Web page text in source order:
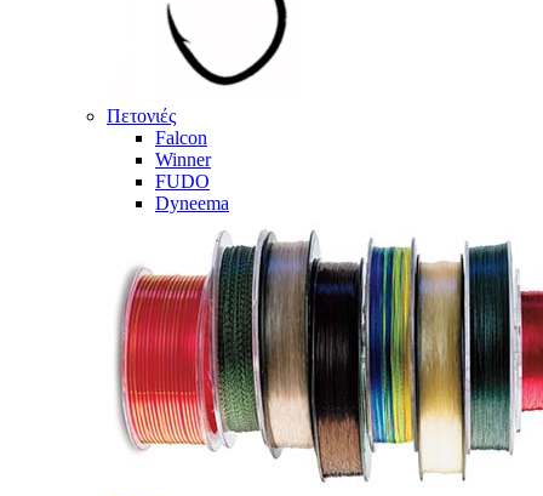
Πετονιές
Falcon
Winner
FUDO
Dyneema